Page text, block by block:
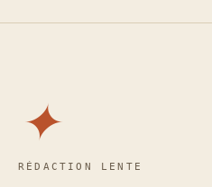
✦
RÉDACTION LENTE